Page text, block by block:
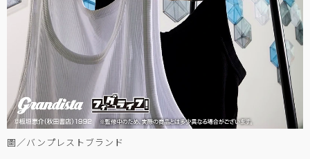
圖／バンプレストブランド